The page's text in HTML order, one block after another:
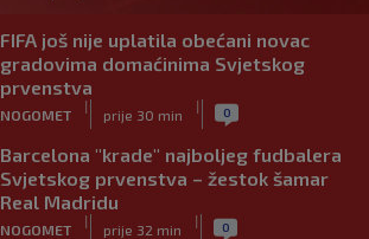
FIFA još nije uplatila obećani novac
gradovima domaćinima Svjetskog
prvenstva
NOGOMET
|
prije 30 min
| 0
Barcelona "krade" najboljeg fudbalera
Svjetskog prvenstva – žestok šamar
Real Madridu
NOGOMET
|
prije 32 min
| 0